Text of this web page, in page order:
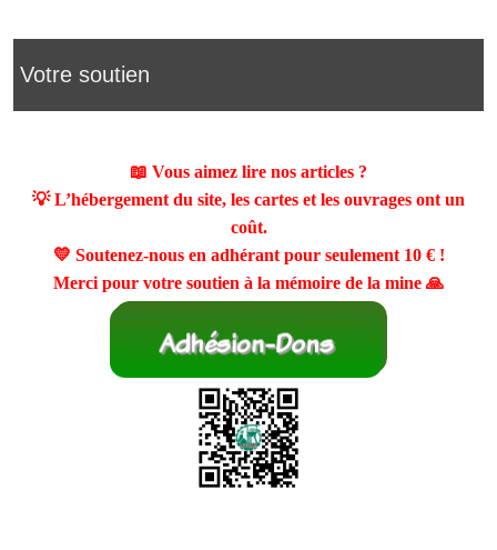
Votre soutien
📖 Vous aimez lire nos articles ?
💡 L’hébergement du site, les cartes et les ouvrages ont un
coût.
💛 Soutenez-nous en adhérant pour seulement 10 €!
Merci pour votre soutien à la mémoire de la mine 🙏